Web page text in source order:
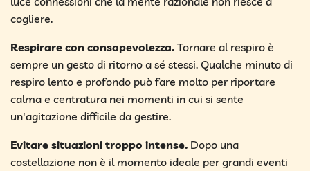
cogliere.
Respirare con consapevolezza. Tornare al respiro è
sempre un gesto di ritorno a sé stessi. Qualche minuto di
respiro lento e profondo può fare molto per riportare
calma e centratura nei momenti in cui si sente
un'agitazione difficile da gestire.
Evitare situazioni troppo intense. Dopo una
costellazione non è il momento ideale per grandi eventi